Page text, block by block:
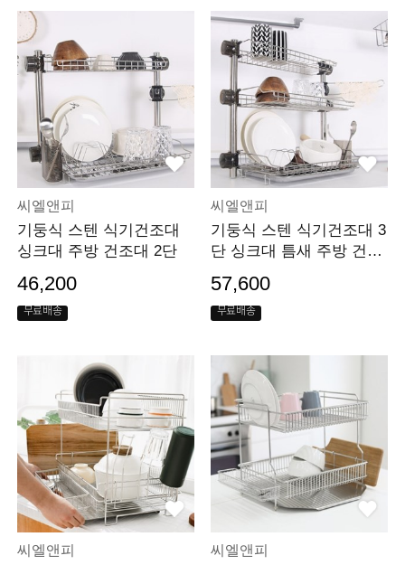
씨엘앤피
기둥식 스텐 식기건조대
싱크대 주방 건조대 2단
46,200
무료배송
씨엘앤피
기둥식 스텐 식기건조대 3
단 싱크대 틈새 주방 건조
57,600
무료배송
씨엘앤피 씨엘앤피